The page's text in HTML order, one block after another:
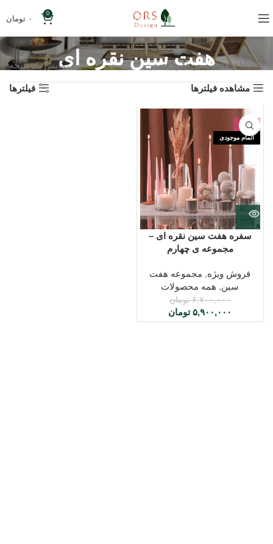
0
۰ تومان
هفت سین نقره ای Home
»هفت سین نقره ای نمایش یک نتیجه
مشاهده فیلترها فیلترها
-12%
اتمام موجودی
سفره هفت سین نقره ای –
مجموعه ی چهارم
فروش ویژه, مجموعه هفت
سین, همه محصولات
۶,۷۰۰,۰۰۰ تومان
۵,۹۰۰,۰۰۰ تومان